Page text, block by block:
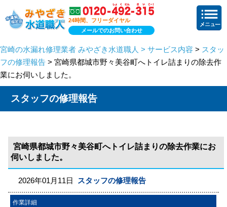
24時間、フリーダイヤル
メールでのお問い合わせ
宮崎の水漏れ修理業者 みやざき水道職人 > サービス内容 > スタッ
フの修理報告 > 宮崎県都城市野々美谷町へトイレ詰まりの除去作
業にお伺いしました。
スタッフの修理報告
宮崎県都城市野々美谷町へトイレ詰まりの除去作業にお
伺いしました。
2026年01月11日 スタッフの修理報告
作業詳細